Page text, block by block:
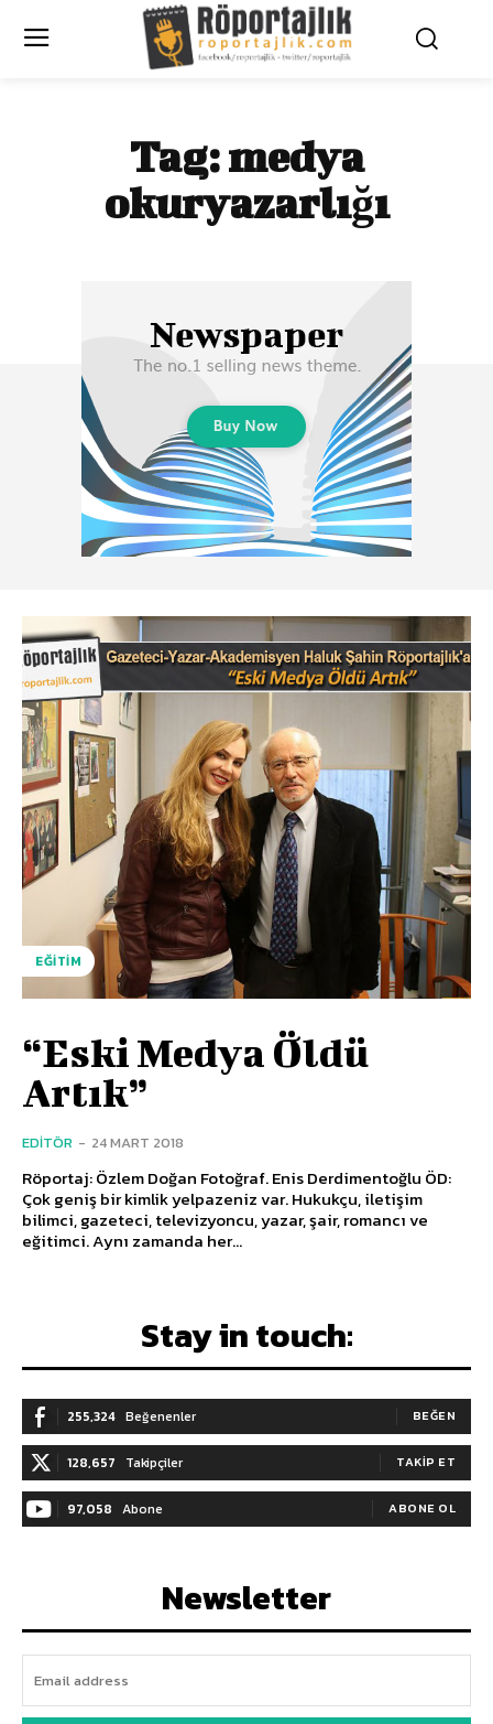
Tag:medya
okuryazarlığı
EĞITIM
“Eski Medya Öldü
Artık”
EDITÖR - 24 MART 2018
Röportaj: Özlem Doğan Fotoğraf. Enis Derdimentoğlu ÖD:
Çok geniş bir kimlik yelpazeniz var. Hukukçu, iletişim
bilimci, gazeteci, televizyoncu, yazar, şair, romancı ve
eğitimci. Aynı zamanda her...
Stay in touch:
255,324 Beğenenler BEĞEN
128,657 Takipçiler TAKIP ET
97,058 Abone ABONE OL
Newsletter